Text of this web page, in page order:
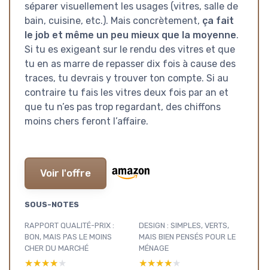
séparer visuellement les usages (vitres, salle de
bain, cuisine, etc.). Mais concrètement, ça fait
le job et même un peu mieux que la moyenne.
Si tu es exigeant sur le rendu des vitres et que
tu en as marre de repasser dix fois à cause des
traces, tu devrais y trouver ton compte. Si au
contraire tu fais les vitres deux fois par an et
que tu n’es pas trop regardant, des chiffons
moins chers feront l’affaire.
Voir l'offre
SOUS-NOTES
RAPPORT QUALITÉ-PRIX :
BON, MAIS PAS LE MOINS
CHER DU MARCHÉ
★★★★★
★★★★★
DESIGN : SIMPLES, VERTS,
MAIS BIEN PENSÉS POUR LE
MÉNAGE
★★★★★
★★★★★